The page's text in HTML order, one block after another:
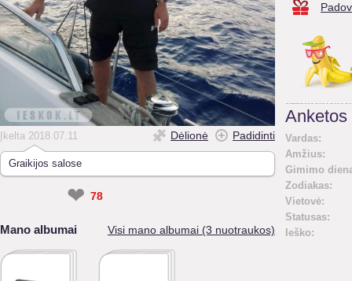
Įkelta 2018.07.11 Dėlionė Padidinti
Graikijos salose
❤ 78
Mano albumai Visi mano albumai (3 nuotraukos)
Anketos
Vardas:
Amžius:
Gimimo
Zodiakas:
Vietovė:
Statusas:
Ieško: